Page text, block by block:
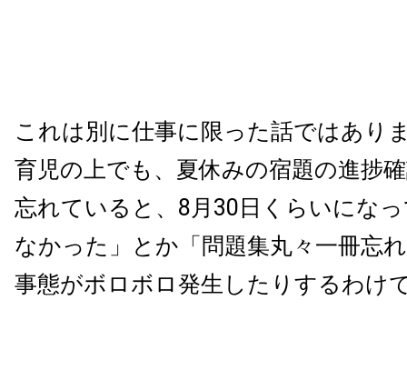
これは別に仕事に限った話ではあり
育児の上でも、夏休みの宿題の進捗
忘れていると、8月30日くらいにな
なかった」とか「問題集丸々一冊忘
事態がボロボロ発生したりするわけ